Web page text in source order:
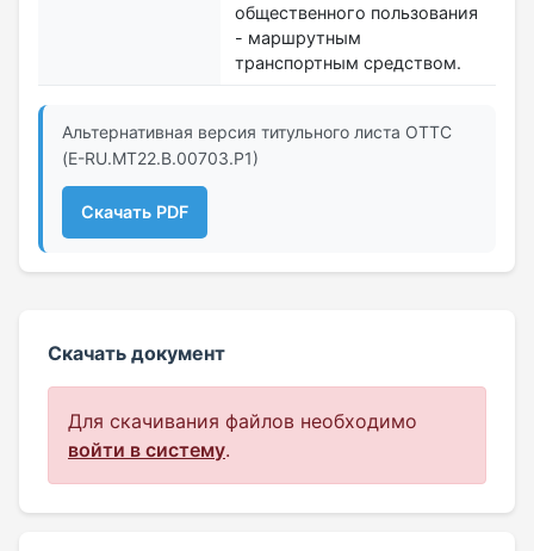
общественного пользования
- маршрутным
транспортным средством.
Альтернативная версия титульного листа ОТТС
(E-RU.MT22.В.00703.Р1)
Скачать PDF
Скачать документ
Для скачивания файлов необходимо
войти в систему.